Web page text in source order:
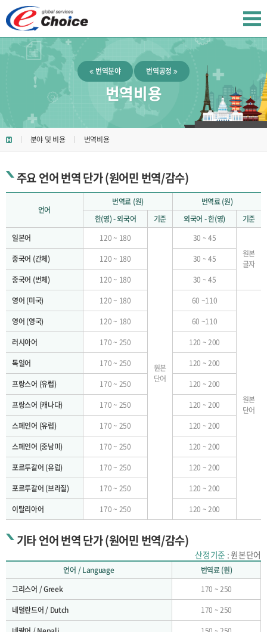
번역분야 번역공정
번역비용
분야 및 비용 번역비용
주요 언어 번역 단가 (원어민 번역/감수)
언어
번역료 (원)
번역료 (원)
한(영) - 외국어
기준 외국어 - 한(영)
기준
일본어
120 ~ 180
원본
단어
30 ~ 45
원본
글자
중국어 (간체) 120 ~ 180
30 ~ 45
중국어 (번체)
120 ~ 180
30 ~ 45
영어 (미국)
120 ~ 180 60 ~110
원본
단어
영어 (영국) 120 ~ 180
60 ~110
러시아어
170 ~ 250
120 ~ 200
독일어
170 ~ 250
120 ~ 200
프랑스어 (유럽)
170 ~ 250
120 ~ 200
프랑스어 (캐나다)
170 ~ 250
120 ~ 200
스페인어 (유럽)
170 ~ 250
120 ~ 200
스페인어 (중남미)
170 ~ 250
120 ~ 200
포르투갈어 (유럽)
170 ~ 250
120 ~ 200
포르투갈어 (브라질)
170 ~ 250
120 ~ 200
이탈리아어
170 ~ 250 120 ~ 200
기타 언어 번역 단가 (원어민 번역/감수)
산정기준 : 원본단어
언어 / Language
번역료 (원)
그리스어 / Greek
170 ~ 250
네덜란드어 / Dutch
170 ~ 250